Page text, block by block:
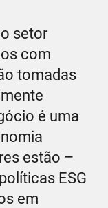
setor
com
tomadas
é uma
estão –
ESG
em